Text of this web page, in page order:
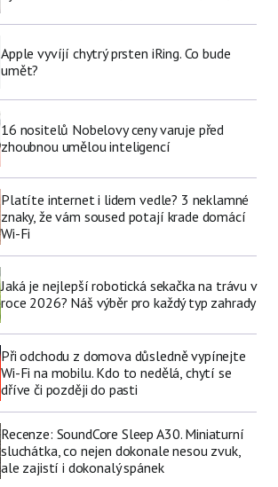
Apple vyvíjí chytrý prsten iRing. Co bude
umět?
16 nositelů Nobelovy ceny varuje před
zhoubnou umělou inteligencí
Platíte internet i lidem vedle? 3 neklamné
znaky, že vám soused potají krade domácí
Wi-Fi
Jaká je nejlepší robotická sekačka na trávu v
roce 2026? Náš výběr pro každý typ zahrady
Při odchodu z domova důsledně vypínejte
Wi-Fi na mobilu. Kdo to nedělá, chytí se
dříve či později do pasti
Recenze: SoundCore Sleep A30. Miniaturní
sluchátka, co nejen dokonale nesou zvuk,
ale zajistí i dokonalý spánek